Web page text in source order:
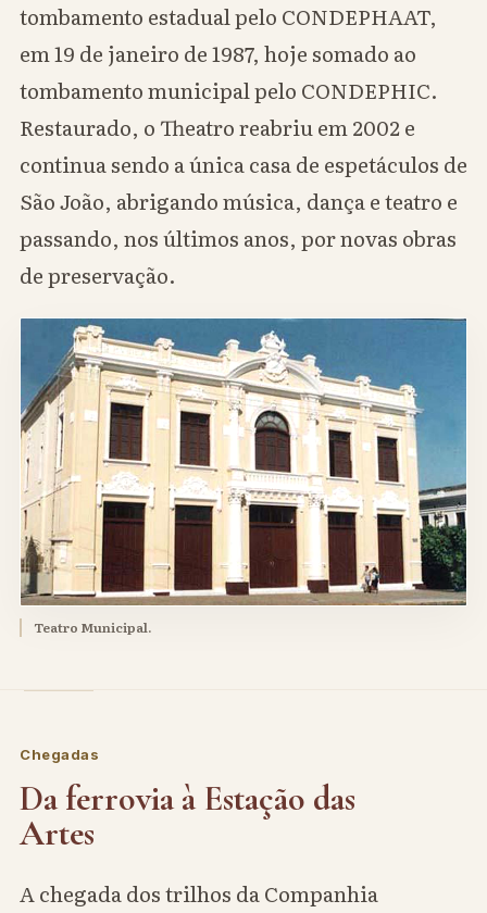
tombamento estadual pelo CONDEPHAAT,
em 19 de janeiro de 1987, hoje somado ao
tombamento municipal pelo CONDEPHIC.
Restaurado, o Theatro reabriu em 2002 e
continua sendo a única casa de espetáculos de
São João, abrigando música, dança e teatro e
passando, nos últimos anos, por novas obras
de preservação.
Teatro Municipal.
Chegadas
Da ferrovia à Estação das
Artes
A chegada dos trilhos da Companhia